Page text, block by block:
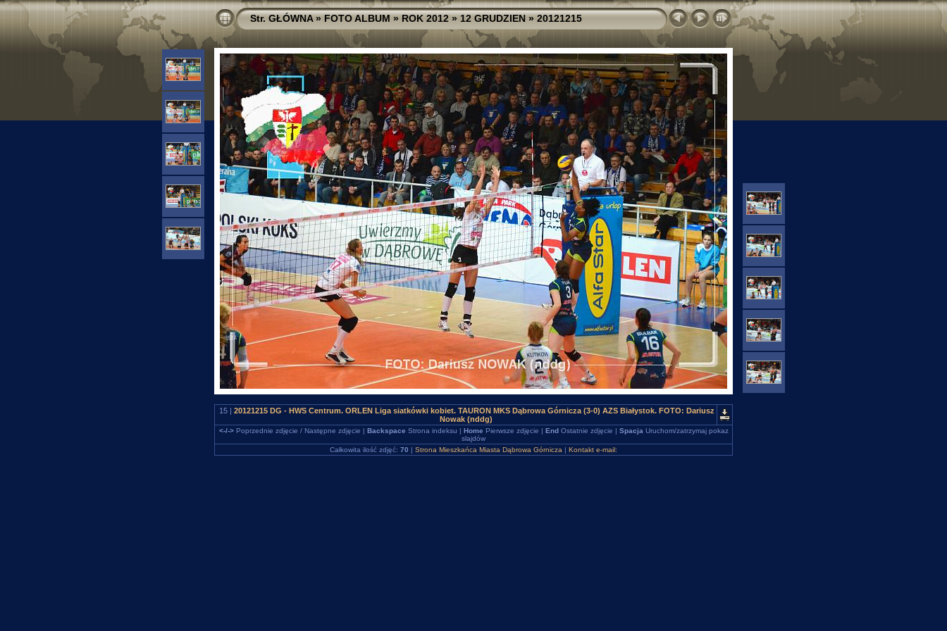
Str. GŁÓWNA»FOTO ALBUM»ROK 2012»12 GRUDZIEN»20121215
15 | 20121215 DG - HWS Centrum. ORLEN Liga siatkówki kobiet. TAURON MKS Dąbrowa Górnicza (3-0) AZS Białystok. FOTO: Dariusz
Nowak (nddg)
<-/->Poprzednie zdjęcie / Następne zdjęcie | Backspace Strona indeksu | Home Pierwsze zdjęcie | EndOstatnie zdjęcie | Spacja Uruchom/zatrzymaj pokaz
slajdów
Całkowita ilość zdjęć: 70 | Strona Mieszkańca Miasta Dąbrowa Górnicza | Kontakt e-mail: